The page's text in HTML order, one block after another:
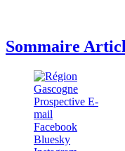
Sommaire